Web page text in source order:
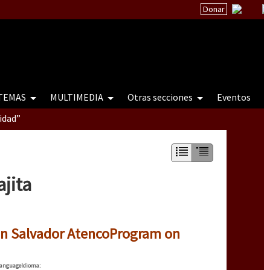
Donar
MULTIMEDIA Otras secciones Eventos
Salvador AtencoProgram on
Idioma: